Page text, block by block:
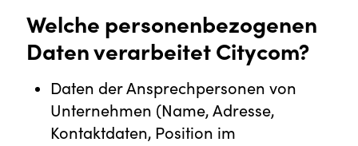
Welche personenbezogenen
Daten verarbeitet Citycom?
Daten der Ansprechpersonen von
Unternehmen (Name, Adresse,
Kontaktdaten, Position im